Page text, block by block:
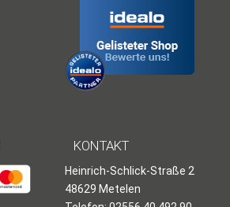
KONTAKT
Heinrich-Schlick-Straße 2
48629 Metelen